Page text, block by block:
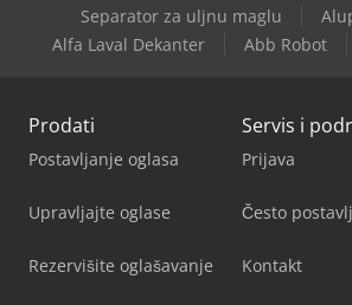
Separator za uljnu maglu
Alfa Laval Dekanter
Abb Robot
Prodati
Postavljanje oglasa
Upravljajte oglase
Rezervišite oglašavanje
Servis i
Prijava
Često
Kontakt